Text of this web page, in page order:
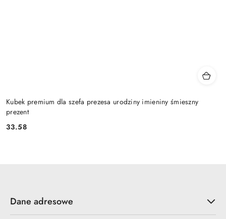
Kubek premium dla szefa prezesa urodziny imieniny śmieszny
prezent
Cena:
33.58
Dane adresowe